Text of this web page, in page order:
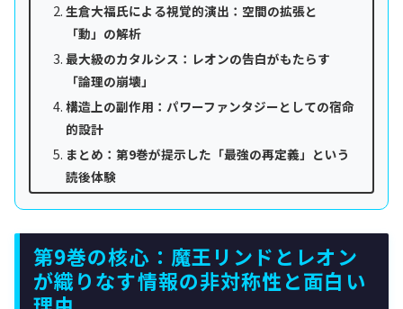
生倉大福氏による視覚的演出：空間の拡張と
「動」の解析
最大級のカタルシス：レオンの告白がもたらす
「論理の崩壊」
構造上の副作用：パワーファンタジーとしての宿命
的設計
まとめ：第9巻が提示した「最強の再定義」という
読後体験
第9巻の核心：魔王リンドとレオン
が織りなす情報の非対称性と面白い